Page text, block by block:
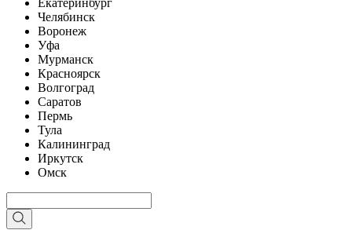
Екатеринбург
Челябинск
Воронеж
Уфа
Мурманск
Красноярск
Волгоград
Саратов
Пермь
Тула
Калининград
Иркутск
Омск